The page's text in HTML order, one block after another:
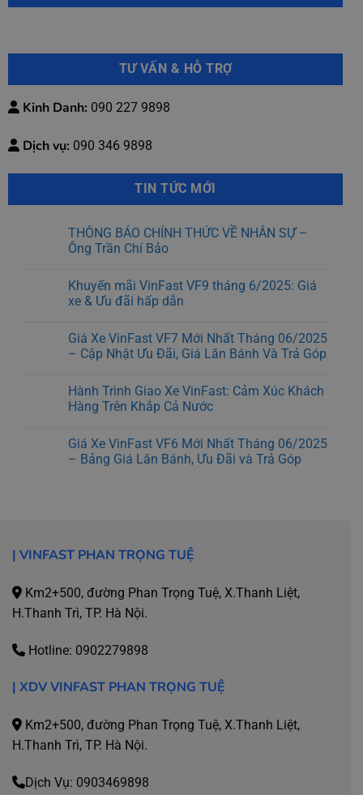
TƯ VẤN & HỖ TRỢ
Kinh Danh: 090 227 9898
Dịch vụ: 090 346 9898
TIN TỨC MỚI
THÔNG BÁO CHÍNH THỨC VỀ NHÂN SỰ –
Ông Trần Chí Bảo
Khuyến mãi VinFast VF9 tháng 6/2025: Giá
xe & Ưu đãi hấp dẫn
Giá Xe VinFast VF7 Mới Nhất Tháng 06/2025
– Cập Nhật Ưu Đãi, Giá Lăn Bánh Và Trả Góp
Hành Trình Giao Xe VinFast: Cảm Xúc Khách
Hàng Trên Khắp Cả Nước
Giá Xe VinFast VF6 Mới Nhất Tháng 06/2025
– Bảng Giá Lăn Bánh, Ưu Đãi và Trả Góp
| VINFAST PHAN TRỌNG TUỆ
Km2+500, đường Phan Trọng Tuệ, X.Thanh Liệt,
H.Thanh Trì, TP. Hà Nội.
Hotline: 0902279898
| XDVVINFAST PHAN TRỌNG TUỆ
Km2+500, đường Phan Trọng Tuệ, X.Thanh Liệt,
H.Thanh Trì, TP. Hà Nội.
Dịch Vụ: 0903469898